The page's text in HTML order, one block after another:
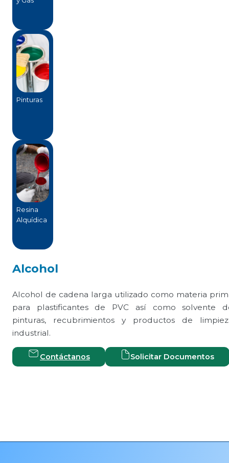
Pinturas
Resina
Alquídica
Alcohol
Alcohol de cadena larga utilizado como materia
para plastificantes de PVC así como solvente
pinturas, recubrimientos y productos de
industrial.
Contáctanos Solicitar Documentos